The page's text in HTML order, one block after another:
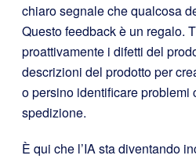
chiaro segnale che qualcosa
Questo feedback è un regalo.
proattivamente i difetti del
descrizioni del prodotto per
o persino identificare problemi
spedizione.
È qui che l’IA sta diventando